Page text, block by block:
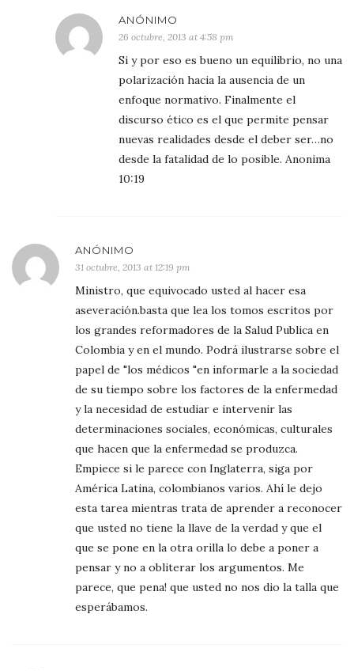
ANÓNIMO
26 octubre, 2013 at 4:58 pm
Si y por eso es bueno un equilibrio, no una
polarización hacia la ausencia de un
enfoque normativo. Finalmente el
discurso ético es el que permite pensar
nuevas realidades desde el deber ser…no
desde la fatalidad de lo posible. Anonima
10:19
ANÓNIMO
31 octubre, 2013 at 12:19 pm
Ministro, que equivocado usted al hacer esa
aseveración.basta que lea los tomos escritos por
los grandes reformadores de la Salud Publica en
Colombia y en el mundo. Podrá ilustrarse sobre el
papel de "los médicos "en informarle a la sociedad
de su tiempo sobre los factores de la enfermedad
y la necesidad de estudiar e intervenir las
determinaciones sociales, económicas, culturales
que hacen que la enfermedad se produzca.
Empiece si le parece con Inglaterra, siga por
América Latina, colombianos varios. Ahí le dejo
esta tarea mientras trata de aprender a reconocer
que usted no tiene la llave de la verdad y que el
que se pone en la otra orilla lo debe a poner a
pensar y no a obliterar los argumentos. Me
parece, que pena! que usted no nos dio la talla que
esperábamos.